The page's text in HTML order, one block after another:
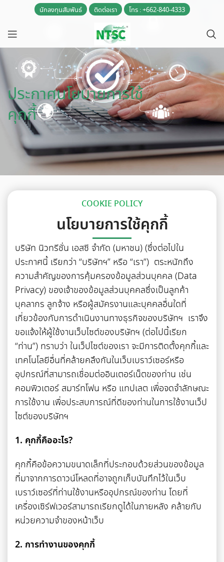
นักลงทุนสัมพันธ์ ติดต่อเรา โทร : +662-840-4333
ประกาศนโยบายการใช้
คุกกี้
COOKIE POLICY
นโยบายการใช้คุกกี้
บริษัท นิวทรีชั่น เอสซี จำกัด (มหาชน) (ซึ่งต่อไปใน
ประกาศนี้ เรียกว่า “บริษัทฯ” หรือ “เรา”) ตระหนักถึง
ความสำคัญของการคุ้มครองข้อมูลส่วนบุคคล (Data
Privacy) ของเจ้าของข้อมูลส่วนบุคคลซึ่งเป็นลูกค้า
บุคลากร ลูกจ้าง หรือผู้สมัครงานและบุคคลอื่นใดที่
เกี่ยวข้องกับการดำเนินงานทางธุรกิจของบริษัทฯ เราจึง
ขอแจ้งให้ผู้ใช้งานเว็บไซต์ของบริษัทฯ (ต่อไปนี้เรียก
“ท่าน”) ทราบว่า ในเว็ปไซต์ของเรา จะมีการติดตั้งคุกกี้และ
เทคโนโลยีอื่นที่คล้ายคลึงกันในเว็บเบราว์เซอร์หรือ
อุปกรณ์ที่สามารถเชื่อมต่ออินเตอร์เน็ตของท่าน เช่น
คอมพิวเตอร์ สมาร์ทโฟน หรือ แทปเลต เพื่อจดจำลักษณะ
การใช้งาน เพื่อประสบการณ์ที่ดีของท่านในการใช้งานเว็ป
ไซต์ของบริษัทฯ
1. คุกกี้คืออะไร?
คุกกี้คือข้อความขนาดเล็กที่ประกอบด้วยส่วนของข้อมูล
ที่มาจากการดาวน์โหลดที่อาจถูกเก็บบันทึกไว้ในเว็บ
เบราว์เซอร์ที่ท่านใช้งานหรืออุปกรณ์ของท่าน โดยที่
เครื่องเซิร์ฟเวอร์สามารถเรียกดูได้ในภายหลัง คล้ายกับ
หน่วยความจำของหน้าเว็บ
2. การทำงานของคุกกี้